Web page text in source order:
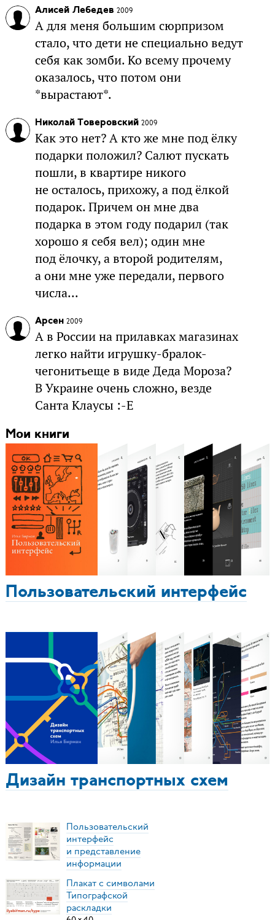
Алисей Лебедев 2009
А для меня большим сюрпризом
стало, что дети не специально ведут
себя как зомби. Ко всему прочему
оказалось, что потом они
*вырастают*.
Николай Товеровский 2009
Как это нет? А кто же мне под ёлку
подарки положил? Салют пускать
пошли, в квартире никого
не осталось, прихожу, а под ёлкой
подарок. Причем он мне два
подарка в этом году подарил (так
хорошо я себя вел); один мне
под ёлочку, а второй родителям,
а они мне уже передали, первого
числа...
Арсен 2009
А в России на прилавках магазинах
легко найти игрушку-бралок-
чегонитьеще в виде Деда Мороза?
В Украине очень сложно, везде
Санта Клаусы :-E
Мои книги
Пользовательский интерфейс
Дизайн транспортных схем
Пользовательский
интерфейс
и представление
информации
Плакат с символами
Типографской
раскладки